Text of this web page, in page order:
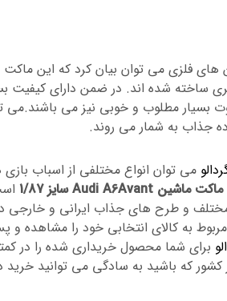
فلزی می توان بیان کرد که این ماکت
شده اند. در ضمن دارای کیفیت
بسیار مطلوب و خوبی نیز می باشند.می
جذاب به شمار می روند.
می توان انواع مختلفی از اسباب
ماکت ماشین Audi A6Avant سایز 1/87
و طرح های جذاب ایرانی و خارجی
به کالای انتخابی خود را مشاهده و
برای شما محصول خریداری شده را در
کشور که باشید به سادگی می توانید خرید